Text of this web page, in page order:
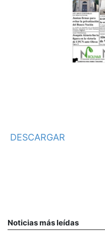
DESCARGAR
Noticias más leídas